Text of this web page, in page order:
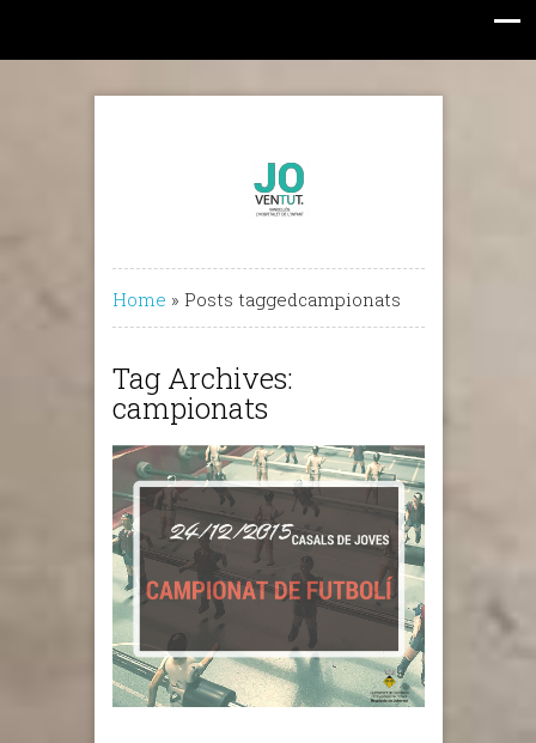
Home » Posts taggedcampionats
Tag Archives:
campionats